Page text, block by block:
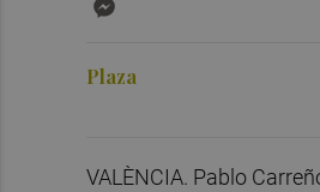
Plaza
VALÈNCIA. Pablo